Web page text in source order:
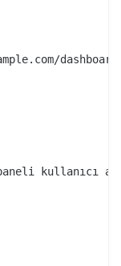
kullanıcı